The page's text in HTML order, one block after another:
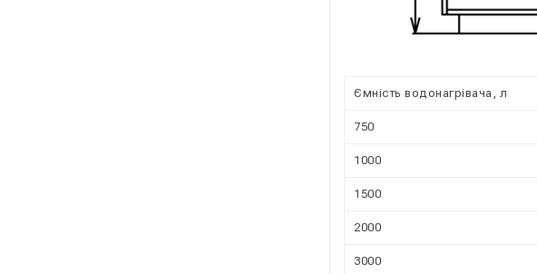
Ємність водонагрівача, л
750
1000
1500
2000
3000